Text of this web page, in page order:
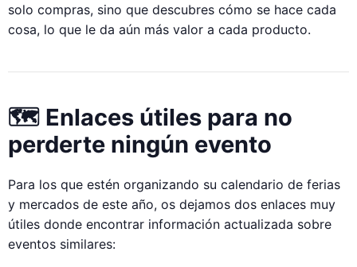
solo compras, sino que descubres cómo se hace cada
cosa, lo que le da aún más valor a cada producto.
🗺️ Enlaces útiles para no
perderte ningún evento
Para los que estén organizando su calendario de ferias
y mercados de este año, os dejamos dos enlaces muy
útiles donde encontrar información actualizada sobre
eventos similares: